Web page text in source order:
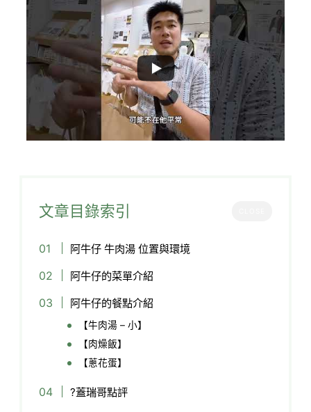
文章目錄索引
阿牛仔 牛肉湯 位置與環境
阿牛仔的菜單介紹
阿牛仔的餐點介紹
【牛肉湯 – 小】
【肉燥飯】
【蔥花蛋】
?蓋瑞哥點評